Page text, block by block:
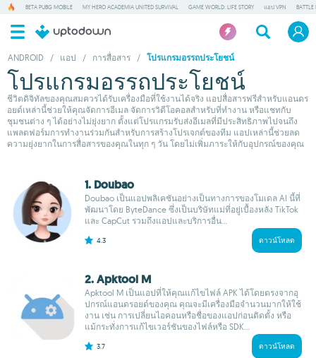
BETA PUBG MOBILE MY HERO ACADEMIA UNITED SURVIVAL GAME WORLD: LIFE STORY แอป VPN BATTLE
ANDROID / แอป / การสื่อสาร / โปรแกรมอรรถประโยชน์
โปรแกรมอรรถประโยชน์
ชีวิตดิจิทัลของคุณสมควรได้รับเครื่องมือที่ใช้งานได้จริง แอปสื่อสารฟรีสำหรับแอนดร
อยด์เหล่านี้ช่วยให้คุณจัดการอีเมล จัดการวิดีโอคอลสำหรับที่ทำงาน หรือแชทกับ
ชุมชนต่าง ๆ ได้อย่างไม่ยุ่งยาก ตั้งแต่โปรแกรมรับส่งอีเมลที่มีประสิทธิภาพไปจนถึง
แพลตฟอร์มการทำงานร่วมกันสำหรับการสร้างโปรเจกต์ของทีม แอปเหล่านี้ช่วยลด
ความยุ่งยากในการสื่อสารของคุณในทุก ๆ วัน โดยไม่เพิ่มภาระให้กับอุปกรณ์ของคุณ
1. Doubao
Doubao เป็นแอปพลิเคชันอย่างเป็นทางการของโมเดล AI นี้ที่
พัฒนาโดย ByteDance ซึ่งเป็นบริษัทแม่ที่อยู่เบื้องหลัง TikTok
และ CapCut รวมถึงแอปและบริการอื่น...
4.3 ดาวน์โหลด
2. Apktool M
Apktool M เป็นแอปที่ให้คุณแก้ไขไฟล์ APK ได้โดยตรงจากอุ
ปกรณ์แอนดรอยด์ของคุณ คุณจะมีเครื่องมือจำนวนมากให้ใช้
งาน เช่น การเปลี่ยนไอคอนหรือชื่อของแอปก่อนติดตั้ง หรือ
แม้กระทั่งการแก้ไขเวอร์ชันของไฟล์หรือ SDK...
3.7 ดาวน์โหลด